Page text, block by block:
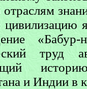
труд
и Индии в